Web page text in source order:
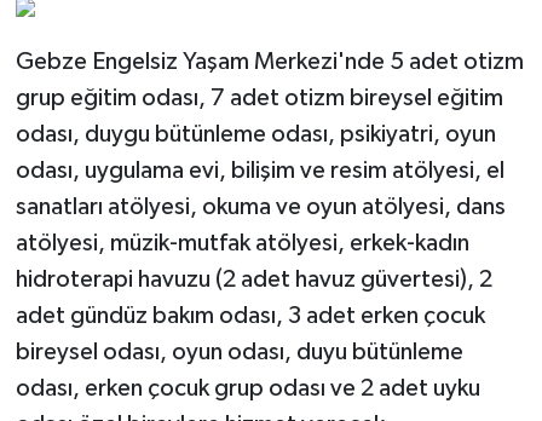
Gebze Engelsiz Yaşam Merkezi'nde 5 adet otizm
grup eğitim odası, 7 adet otizm bireysel eğitim
odası, duygu bütünleme odası, psikiyatri, oyun
odası, uygulama evi, bilişim ve resim atölyesi, el
sanatları atölyesi, okuma ve oyun atölyesi, dans
atölyesi, müzik-mutfak atölyesi, erkek-kadın
hidroterapi havuzu (2 adet havuz güvertesi), 2
adet gündüz bakım odası, 3 adet erken çocuk
bireysel odası, oyun odası, duyu bütünleme
odası, erken çocuk grup odası ve 2 adet uyku